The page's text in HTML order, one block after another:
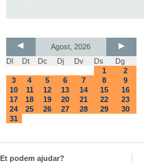
Agost, 2026
Dl
Dt Dc Dj Dv Ds
Dg
1
2
3
4 5 6 7 8
9
10
11 12 13 14 15
16
17
18 19 20 21 22
23
24
25 26 27 28 29
30
31
Et podem ajudar?